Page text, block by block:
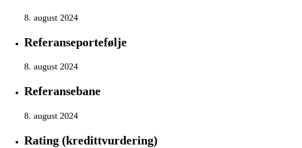
8. august 2024
Referanseportefølje
8. august 2024
Referansebane
8. august 2024
Rating (kredittvurdering)